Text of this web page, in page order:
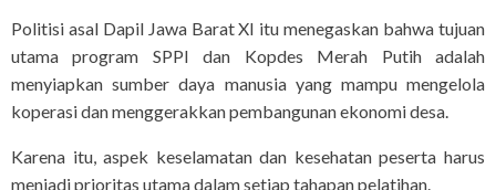
Politisi asal Dapil Jawa Barat XI itu menegaskan bahwa tujuan
utama program SPPI dan Kopdes Merah Putih adalah
menyiapkan sumber daya manusia yang mampu mengelola
koperasi dan menggerakkan pembangunan ekonomi desa.
Karena itu, aspek keselamatan dan kesehatan peserta harus
menjadi prioritas utama dalam setiap tahapan pelatihan.